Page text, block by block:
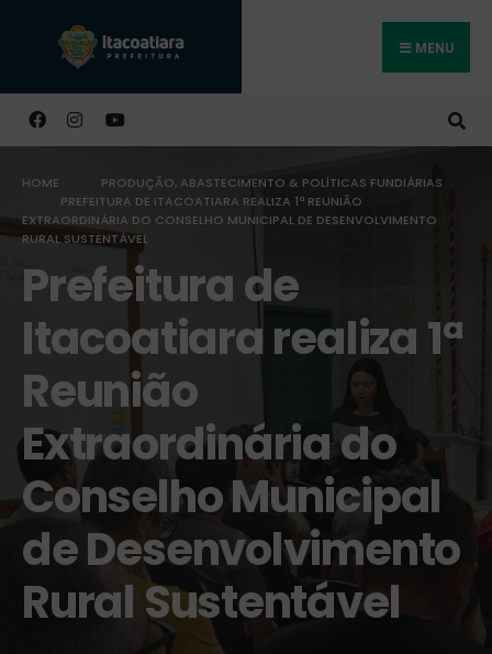
MENU
HOME
PRODUÇÃO, ABASTECIMENTO & POLÍTICAS FUNDIÁRIAS
PREFEITURA DE ITACOATIARA REALIZA 1ª REUNIÃO
EXTRAORDINÁRIA DO CONSELHO MUNICIPAL DE DESENVOLVIMENTO
RURAL SUSTENTÁVEL
Prefeitura de
Itacoatiara realiza 1ª
Reunião
Extraordinária do
Conselho Municipal
de Desenvolvimento
Rural Sustentável
Buscar